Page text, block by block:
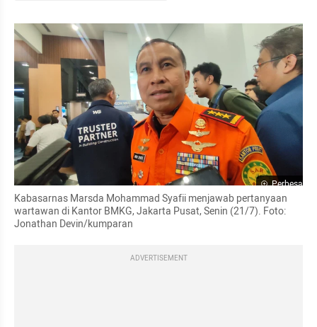
Perbesar
Kabasarnas Marsda Mohammad Syafii menjawab pertanyaan
wartawan di Kantor BMKG, Jakarta Pusat, Senin (21/7). Foto:
Jonathan Devin/kumparan
ADVERTISEMENT